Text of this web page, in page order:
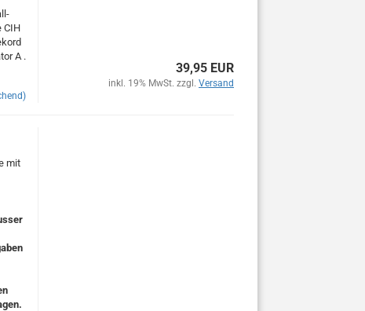
CIH
A .
39,95 EUR
inkl. 19% MwSt. zzgl. Versand
mit